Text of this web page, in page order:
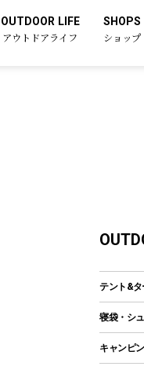
OUTDOOR LIFE
アウトドアライフ
SHOPS
ショップ
テント&タ
テント
ツール
寝袋・シ
レクタ
キャンピ